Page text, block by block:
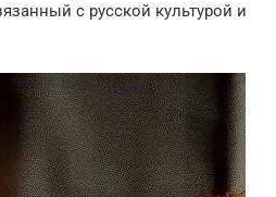
с русской культурой и